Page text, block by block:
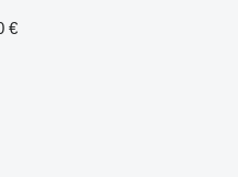
€